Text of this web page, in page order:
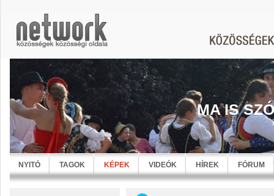
MA IS
NYITÓ TAGOK KÉPEK VIDEÓK HÍREK FÓRUM